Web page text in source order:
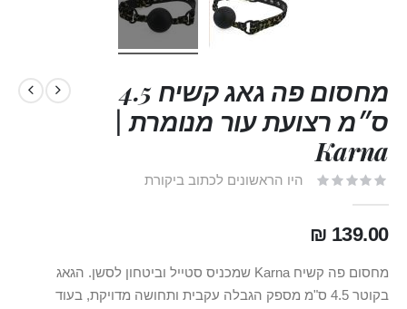
מחסום פה גאג קשיח 4.5
ס״מ רצועת עור מנומרת |
Karna
היו הראשונים לכתוב ביקורת
139.00 ₪
מחסום פה קשיח Karna שמכניס סטייל וביטחון לסשן. הגאג
בקוטר 4.5 ס"מ מספק הגבלה עקבית ותחושה מדויקת, בעוד